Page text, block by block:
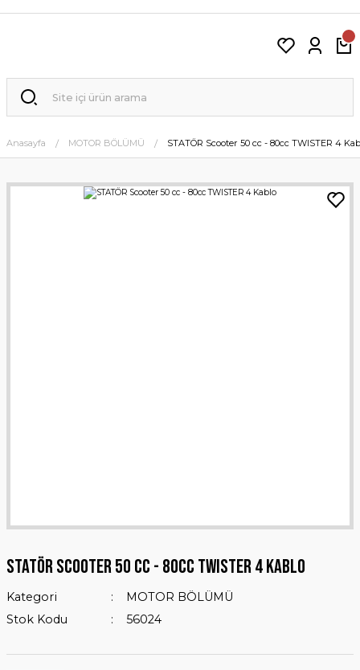
Anasayfa MOTOR BÖLÜMÜ STATÖR Scooter 50 cc - 80cc TWISTER 4
STATÖR Scooter 50 cc - 80cc TWISTER 4 Kablo
Kategori
MOTOR BÖLÜMÜ
Stok Kodu
56024